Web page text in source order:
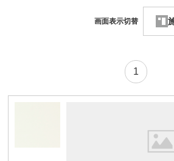
画面表示切替
1